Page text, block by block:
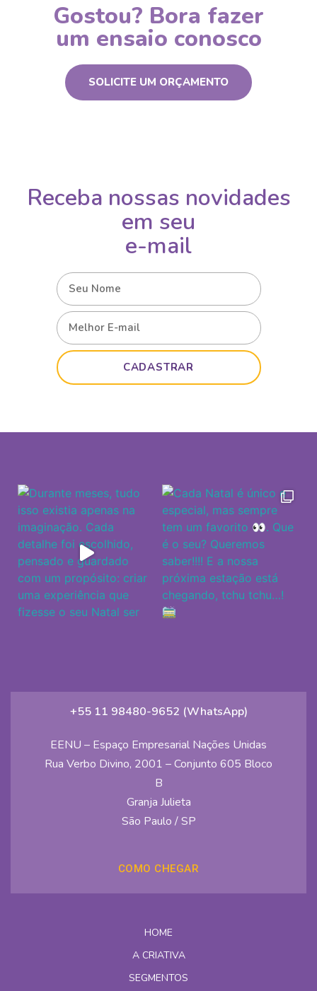
Gostou? Bora fazer
um ensaio conosco
SOLICITE UM ORÇAMENTO
Receba nossas novidades
em seu
e-mail
CADASTRAR
+55 11 98480-9652 (WhatsApp)
EENU – Espaço Empresarial Nações Unidas
Rua Verbo Divino, 2001 – Conjunto 605 Bloco
B
Granja Julieta
São Paulo / SP
COMO CHEGAR
HOME
A CRIATIVA
SEGMENTOS